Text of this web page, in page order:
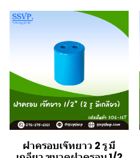
ฝาครอบเจ๊ทยาว 2 รู มี